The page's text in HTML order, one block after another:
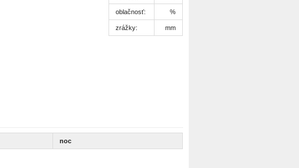
oblačnosť: %
zrážky: mm
noc